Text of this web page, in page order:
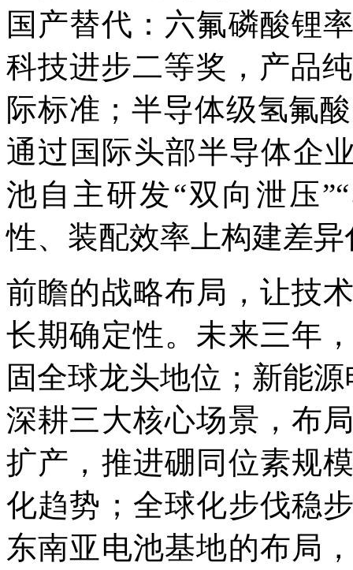
国产替代：六氟磷酸锂
科技进步二等奖，产品
际标准；半导体级氢氟
通过国际头部半导体企
池自主研发“双向泄压
性、装配效率上构建差
前瞻的战略布局，让技
长期确定性。未来三年
固全球龙头地位；新能
深耕三大核心场景，布
扩产，推进硼同位素规
化趋势；全球化步伐稳
东南亚电池基地的布局